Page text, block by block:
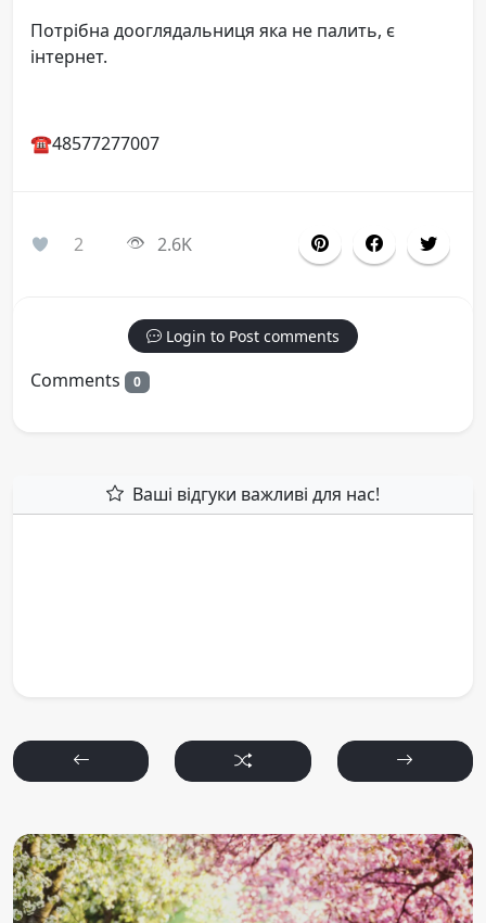
Потрібна дооглядальниця яка не палить, є
інтернет.
☎️48577277007
2 2.6K
Login to Post comments
Comments 0
Ваші відгуки важливі для нас!